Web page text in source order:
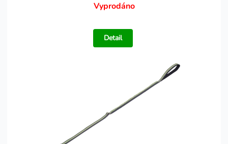
Vyprodáno
Detail